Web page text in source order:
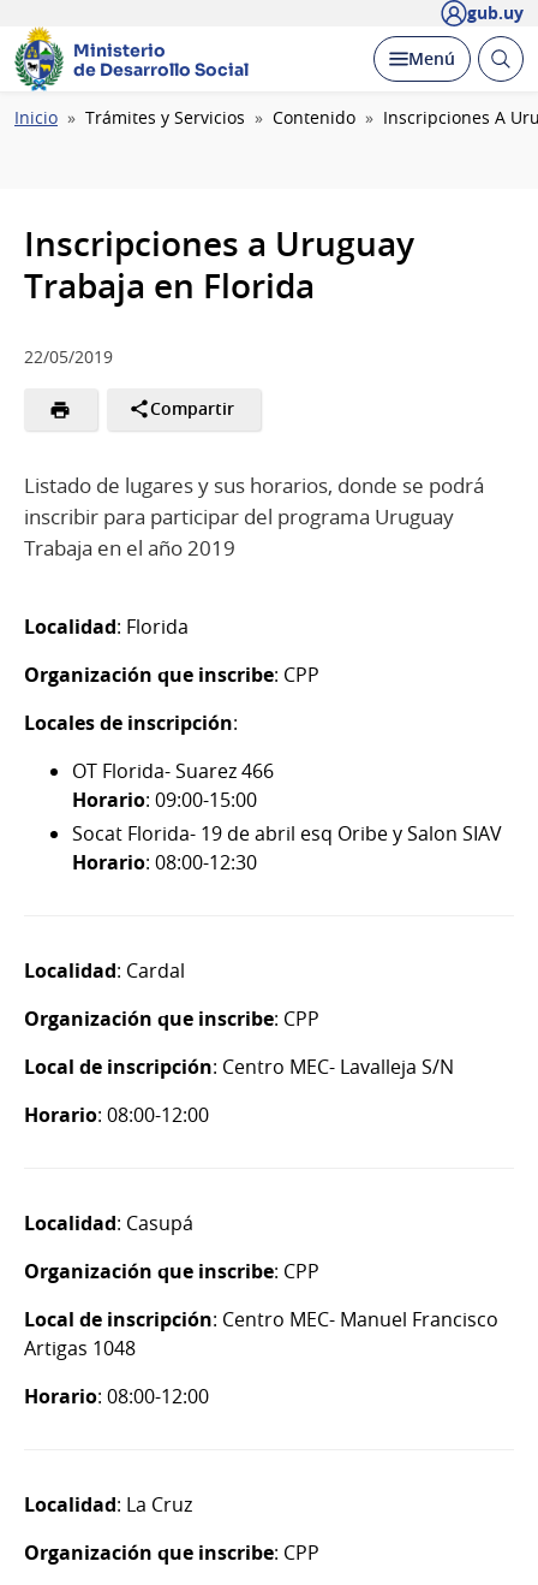
gub.uy
Ministerio
de Desarrollo Social
Desplegar
Menú Abrir
Ruta
Inicio Trámites y Servicios Contenido Inscripciones A
Inscripciones a Uruguay
Trabaja en Florida
22/05/2019
Compartir
Listado de lugares y sus horarios, donde se podrá
inscribir para participar del programa Uruguay
Trabaja en el año 2019
Localidad: Florida
Organización que inscribe: CPP
Locales de inscripción:
OT Florida- Suarez 466
Horario: 09:00-15:00
Socat Florida- 19 de abril esq Oribe y Salon SIAV
Horario: 08:00-12:30
Localidad: Cardal
Organización que inscribe: CPP
Local de inscripción: Centro MEC- Lavalleja S/N
Horario: 08:00-12:00
Localidad: Casupá
Organización que inscribe: CPP
Local de inscripción: Centro MEC- Manuel Francisco
Artigas 1048
Horario: 08:00-12:00
Localidad: La Cruz
Organización que inscribe: CPP